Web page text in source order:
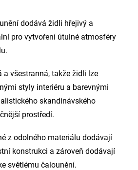
dodává židli hřejivý a
pro vytvoření útulné atmosféry
a všestranná, takže židli lze
styly interiéru a barevnými
skandinávského
prostředí.
z odolného materiálu dodávají
konstrukci a zároveň dodávají
světlému čalounění.